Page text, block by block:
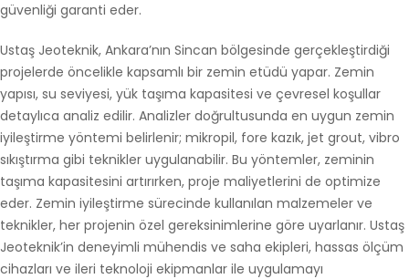
güvenliği garanti eder.
Ustaş Jeoteknik, Ankara’nın Sincan bölgesinde gerçekleştirdiği
projelerde öncelikle kapsamlı bir zemin etüdü yapar. Zemin
yapısı, su seviyesi, yük taşıma kapasitesi ve çevresel koşullar
detaylıca analiz edilir. Analizler doğrultusunda en uygun zemin
iyileştirme yöntemi belirlenir; mikropil, fore kazık, jet grout, vibro
sıkıştırma gibi teknikler uygulanabilir. Bu yöntemler, zeminin
taşıma kapasitesini artırırken, proje maliyetlerini de optimize
eder. Zemin iyileştirme sürecinde kullanılan malzemeler ve
teknikler, her projenin özel gereksinimlerine göre uyarlanır. Ustaş
Jeoteknik’in deneyimli mühendis ve saha ekipleri, hassas ölçüm
cihazları ve ileri teknoloji ekipmanlar ile uygulamayı